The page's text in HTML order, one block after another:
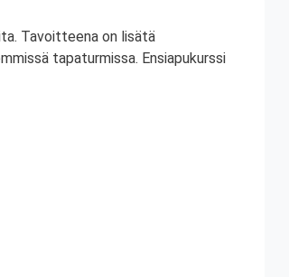
Tavoitteena on lisätä
tapaturmissa. Ensiapukurssi